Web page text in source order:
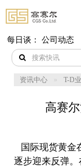
每日谈： 公司动态
资讯中心 T-D
高赛
国际现货黄金
逐步迎来反弹